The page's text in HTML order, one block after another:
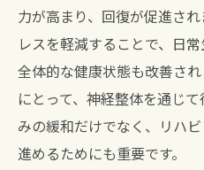
力が高まり、回復が促進さ
レスを軽減することで、日
全体的な健康状態も改善さ
にとって、神経整体を通じ
みの緩和だけでなく、リハ
進めるためにも重要です。